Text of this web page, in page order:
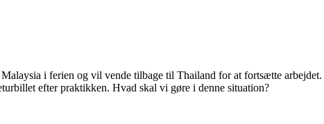
i ferien og vil vende tilbage til Thailand for at fortsætte arbejdet.
efter praktikken. Hvad skal vi gøre i denne situation?